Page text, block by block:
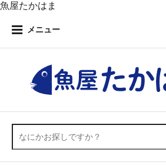
魚屋たかはま
メニュー